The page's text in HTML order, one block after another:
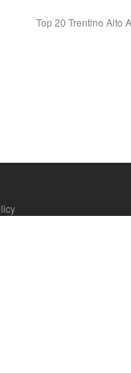
Top 20 Trentino Alto
n.557643